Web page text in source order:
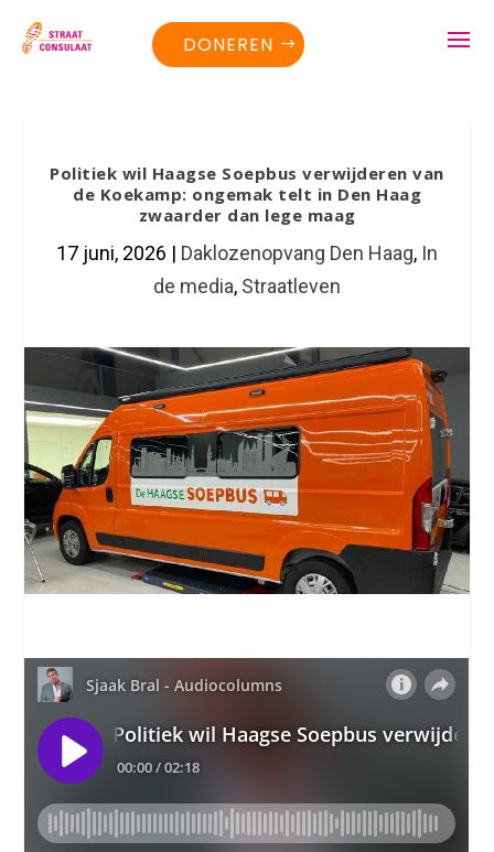
DONEREN
Politiek wil Haagse Soepbus verwijderen van
de Koekamp: ongemak telt in Den Haag
zwaarder dan lege maag
17 juni, 2026 | Daklozenopvang Den Haag, In
de media, Straatleven